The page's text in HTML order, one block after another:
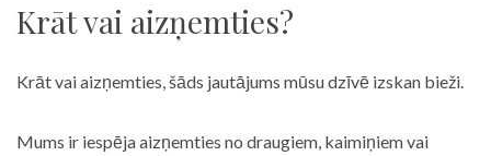
Krāt vai aizņemties?
Krāt vai aizņemties, šāds jautājums mūsu dzīvē izskan bieži.
Mums ir iespēja aizņemties no draugiem, kaimiņiem vai